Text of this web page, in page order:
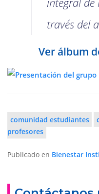
través del
Ver álbum
comunidad estudiantes
profesores
Publicado en Bienestar